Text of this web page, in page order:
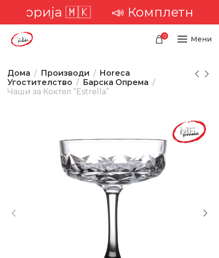
🇲🇰 📣 Комплетна
0 Мени
Дома Производи
Horeca
Угостителство
Барска Опрема
Чаши за Коктел “Estrella”